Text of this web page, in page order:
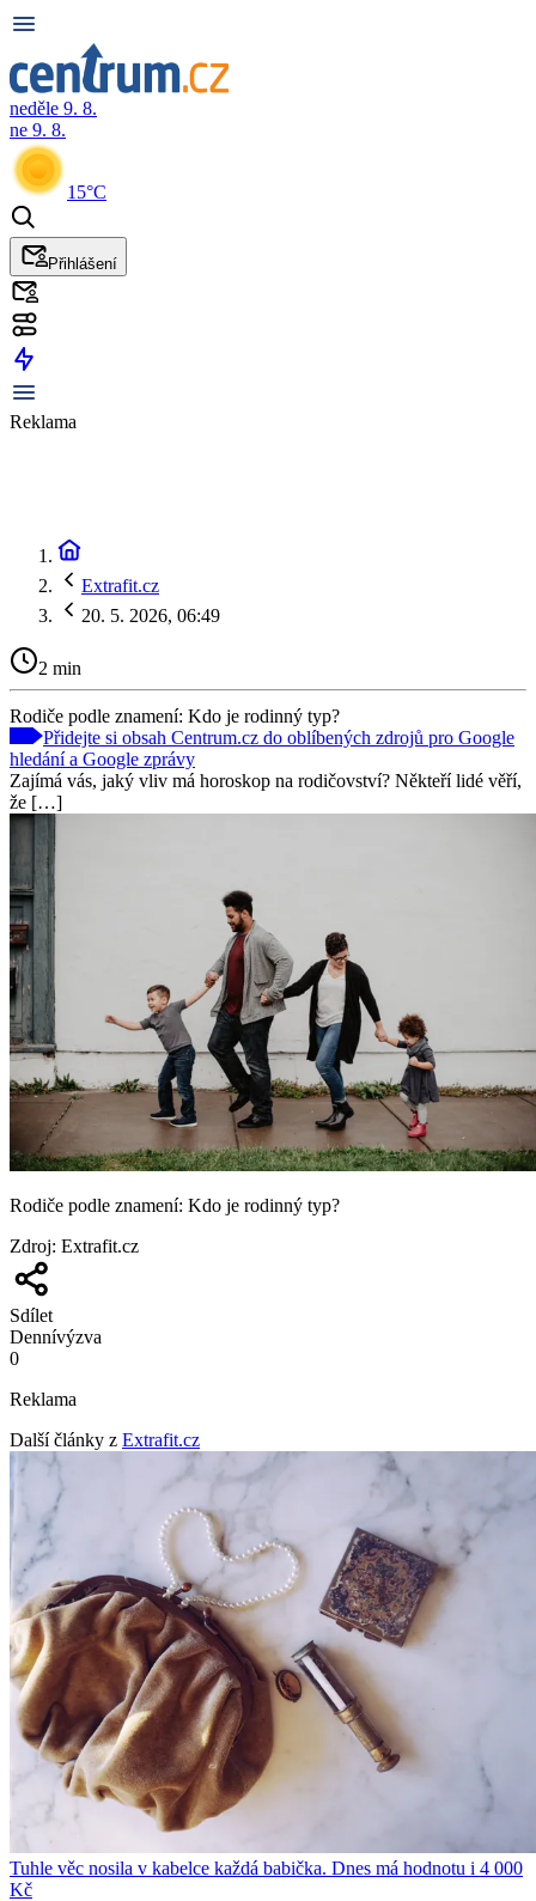
neděle 9. 8.
ne 9. 8.
15°C
Přihlášení
Reklama
Extrafit.cz
20. 5. 2026, 06:49
2 min
Rodiče podle znamení: Kdo je rodinný typ?
Přidejte si obsah Centrum.cz do oblíbených zdrojů pro Google
hledání a Google zprávy
Zajímá vás, jaký vliv má horoskop na rodičovství? Někteří lidé věří,
že […]
Rodiče podle znamení: Kdo je rodinný typ?
Zdroj: Extrafit.cz
Sdílet
Dennívýzva
0
Reklama
Další články z Extrafit.cz
Tuhle věc nosila v kabelce každá babička. Dnes má hodnotu i 4 000
Kč